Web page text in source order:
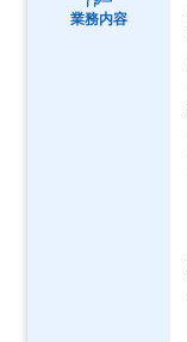
業務内容